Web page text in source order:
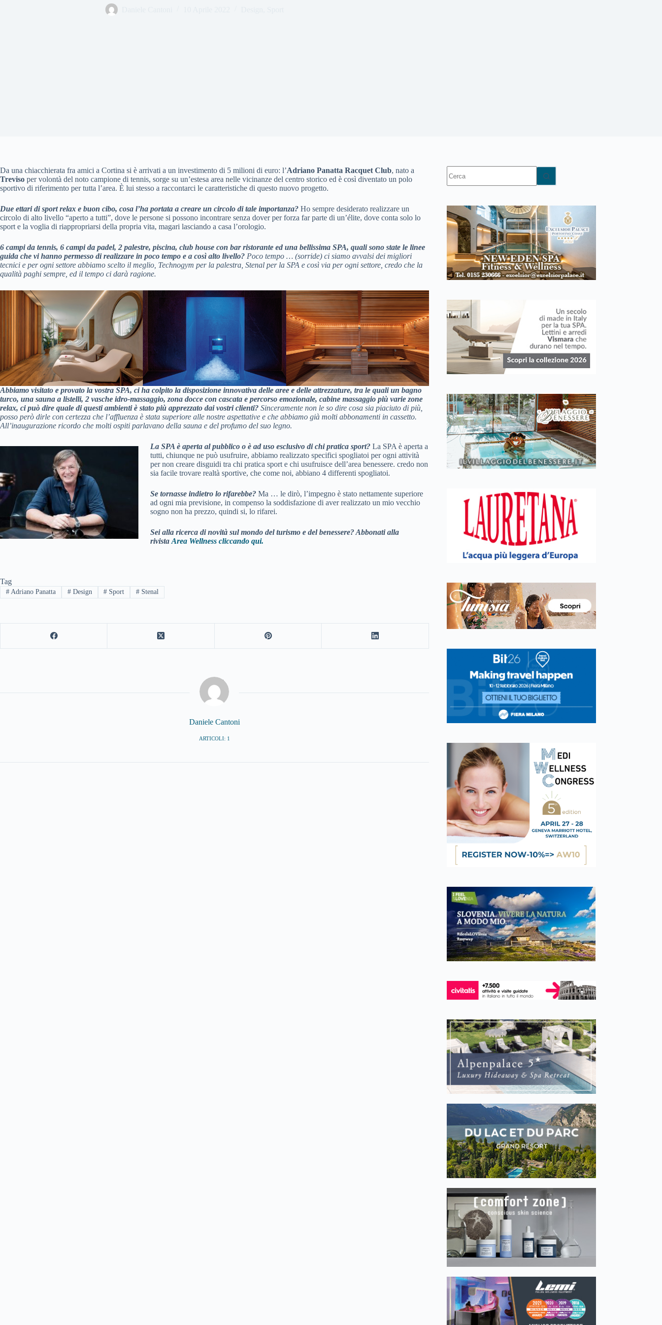
Da una chiacchierata fra amici a Cortina si è arrivati a un investimento di 5 milioni di euro: l’Adriano Panatta Racquet Club, nato a
Treviso per volontà del noto campione di tennis, sorge su un’estesa area nelle vicinanze del centro storico ed è così diventato un polo
sportivo di riferimento per tutta l’area. È lui stesso a raccontarci le caratteristiche di questo nuovo progetto.
Due ettari di sport relax e buon cibo, cosa l’ha portata a creare un circolo di tale importanza? Ho sempre desiderato realizzare un
circolo di alto livello “aperto a tutti”, dove le persone si possono incontrare senza dover per forza far parte di un’élite, dove conta solo lo
sport e la voglia di riappropriarsi della propria vita, magari lasciando a casa l’orologio.
6 campi da tennis, 6 campi da padel, 2 palestre, piscina, club house con bar ristorante ed una bellissima SPA, quali sono state le linee
guida che vi hanno permesso di realizzare in poco tempo e a così alto livello? Poco tempo … (sorride) ci siamo avvalsi dei migliori
tecnici e per ogni settore abbiamo scelto il meglio, Technogym per la palestra, Stenal per la SPA e così via per ogni settore, credo che la
qualità paghi sempre, ed il tempo ci darà ragione.
Abbiamo visitato e provato la vostra SPA, ci ha colpito la disposizione innovativa delle aree e delle attrezzature, tra le quali un bagno
turco, una sauna a listelli, 2 vasche idro-massaggio, zona docce con cascata e percorso emozionale, cabine massaggio più varie zone
relax, ci può dire quale di questi ambienti è stato più apprezzato dai vostri clienti? Sinceramente non le so dire cosa sia piaciuto di più,
posso però dirle con certezza che l’affluenza è stata superiore alle nostre aspettative e che abbiamo già molti abbonamenti in cassetto.
All’inaugurazione ricordo che molti ospiti parlavano della sauna e del profumo del suo legno.
La SPA è aperta al pubblico o è ad uso esclusivo di chi pratica sport? La SPA è aperta a
tutti, chiunque ne può usufruire, abbiamo realizzato specifici spogliatoi per ogni attività
per non creare disguidi tra chi pratica sport e chi usufruisce dell’area benessere. credo non
sia facile trovare realtà sportive, che come noi, abbiano 4 differenti spogliatoi.
Se tornasse indietro lo rifarebbe? Ma … le dirò, l’impegno è stato nettamente superiore
ad ogni mia previsione, in compenso la soddisfazione di aver realizzato un mio vecchio
sogno non ha prezzo, quindi si, lo rifarei.
Sei alla ricerca di novità sul mondo del turismo e del benessere? Abbonati alla
rivista Area Wellness cliccando qui.
Tag
#Adriano Panatta #Design # Sport # Stenal
Daniele Cantoni
ARTICOLI: 1
risultato